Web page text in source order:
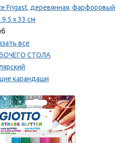
Frigast, деревянная, фарфоровый
9.5 x 33 см
все
СТОЛА
карандаши